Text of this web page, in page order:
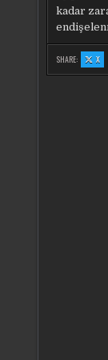
kadar
SHARE: X: